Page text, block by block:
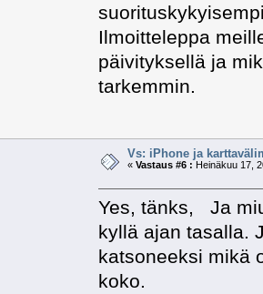
Ilmoitteleppa
päivityksellä ja
tarkemmin.
Vs: iPhone ja
«Vastaus #6 : Heinäkuu 17,
Yes, tänks, Ja
kyllä ajan tasalla.
katsoneeksi mikä
koko.